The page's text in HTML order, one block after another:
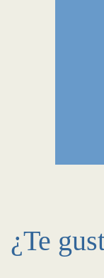
¿Te